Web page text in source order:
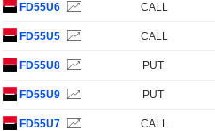
FD55U6 CALL
FD55U5 CALL
FD55U8 PUT
FD55U9 PUT
FD55U7 CALL